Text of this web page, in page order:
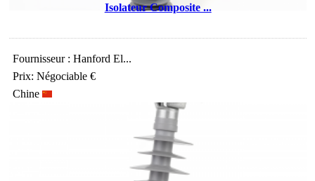
Isolateur Composite ...
Fournisseur : Hanford El...
Prix: Négociable €
Chine